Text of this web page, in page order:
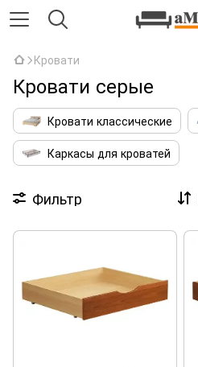
Кровати
Кровати серые
Кровати классические
Каркасы для кроватей
Фильтр